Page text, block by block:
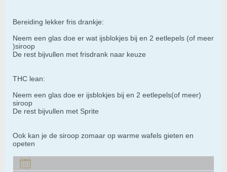
Bereiding lekker fris drankje:
Neem een glas doe er wat ijsblokjes bij en 2 eetlepels (of meer
)siroop
​​​​​​De rest bijvullen met frisdrank naar keuze
THC lean:
Neem een glas doe er ijsblokjes bij en 2 eetlepels(of meer)
siroop
De rest bijvullen met Sprite
Ook kan je de siroop zomaar op warme wafels gieten en
opeten